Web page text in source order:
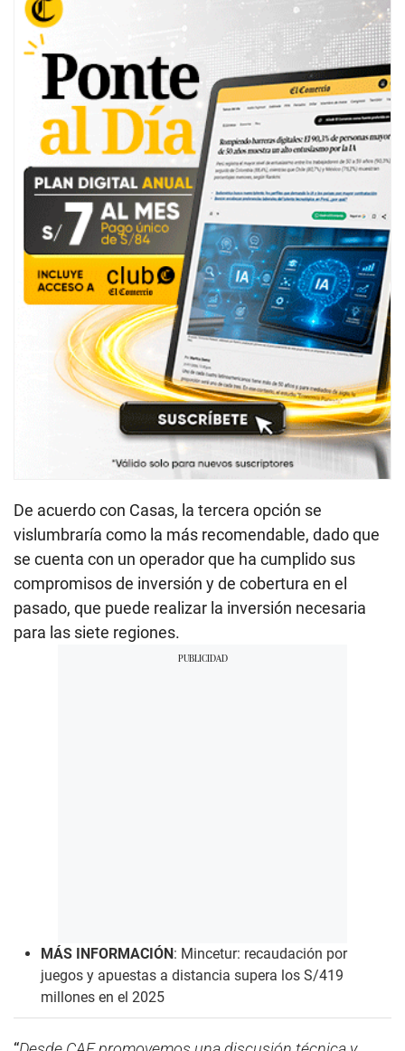
De acuerdo con Casas, la tercera opción se
vislumbraría como la más recomendable, dado que
se cuenta con un operador que ha cumplido sus
compromisos de inversión y de cobertura en el
pasado, que puede realizar la inversión necesaria
para las siete regiones.
MÁS INFORMACIÓN : Mincetur: recaudación por
juegos y apuestas a distancia supera los S/419
millones en el 2025